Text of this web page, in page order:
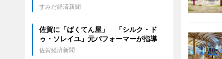
すみだ経済新聞
佐賀に「ばくてん屋」 「シルク・ド
ゥ・ソレイユ」元パフォーマーが指導
佐賀経済新聞